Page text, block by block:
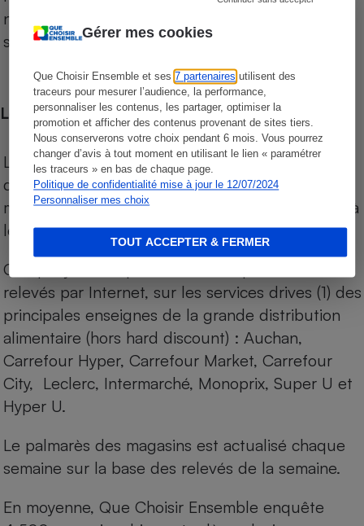
Gérer mes cookies
Que Choisir Ensemble et ses7 partenaires utilisent des
traceurs pour mesurer l’audience, la performance,
personnaliser les contenus, les partager, optimiser la
promotion et afficher des contenus provenant de sites tiers.
Nous conserverons votre choix pendant 6 mois. Vous pourrez
changer d’avis à tout moment en utilisant le lien « paramétrer
les traceurs » en bas de chaque page.
Politique de confidentialité mise à jour le 12/07/2024
Personnaliser mes choix
TOUT ACCEPTER & FERMER
niveau de prix des supermarchés, géolocalisés
sur le territoire français.
Les comparaisons de prix
Les comparaisons sont réalisées sur l’ensemble
des produits des magasins. Les produits de
marques de distributeurs (MDD) sont comparés à
leurs équivalents chez leurs concurrents.
Chaque jour, les prix de tous les produits sont
relevés par Internet, sur les services drives (1) des
principales enseignes de la grande distribution
alimentaire (hors hard discount) : Auchan,
Carrefour Hyper, Carrefour Market, Carrefour
City, Leclerc, Intermarché, Monoprix, Super U et
Hyper U.
Le palmarès des magasins est actualisé chaque
semaine sur la base des relevés de la semaine.
En moyenne, Que Choisir Ensemble enquête